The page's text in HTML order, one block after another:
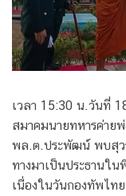
เวลา 15:30 น.วันที่
สมาคมนายทหารค่าย
พล.ต.ประพัฒน์ พบสุว
ทางมาเป็นประธานใ
เนื่องในวันกองทัพไท